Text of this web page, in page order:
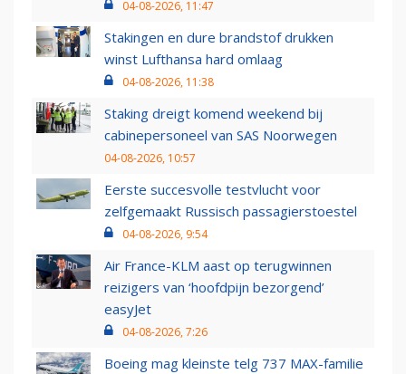
04-08-2026, 11:47
Stakingen en dure brandstof drukken
winst Lufthansa hard omlaag
04-08-2026, 11:38
Staking dreigt komend weekend bij
cabinepersoneel van SAS Noorwegen
04-08-2026, 10:57
Eerste succesvolle testvlucht voor
zelfgemaakt Russisch passagierstoestel
04-08-2026, 9:54
Air France-KLM aast op terugwinnen
reizigers van ‘hoofdpijn bezorgend’
easyJet
04-08-2026, 7:26
Boeing mag kleinste telg 737 MAX-familie